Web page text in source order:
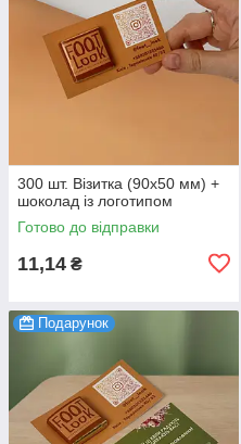
300 шт. Візитка (90х50 мм) +
шоколад із логотипом
Готово до відправки
11,14 ₴
Подарунок